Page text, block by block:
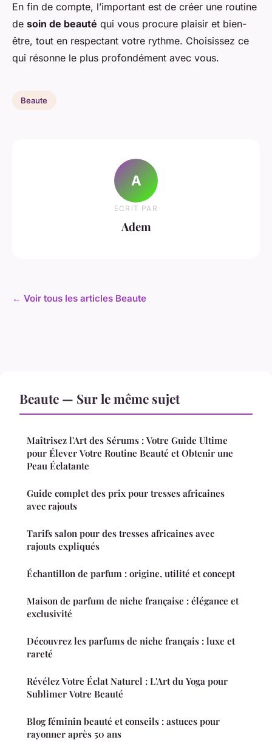
En fin de compte, l’important est de créer une routine
de soin de beauté qui vous procure plaisir et bien-
être, tout en respectant votre rythme. Choisissez ce
qui résonne le plus profondément avec vous.
Beaute
A
ECRIT PAR
Adem
← Voir tous les articles Beaute
Beaute — Sur le même sujet
Maîtrisez l'Art des Sérums : Votre Guide Ultime
pour Élever Votre Routine Beauté et Obtenir une
Peau Éclatante
Guide complet des prix pour tresses africaines
avec rajouts
Tarifs salon pour des tresses africaines avec
rajouts expliqués
Échantillon de parfum : origine, utilité et concept
Maison de parfum de niche française : élégance et
exclusivité
Découvrez les parfums de niche français : luxe et
rareté
Révélez Votre Éclat Naturel : L'Art du Yoga pour
Sublimer Votre Beauté
Blog féminin beauté et conseils : astuces pour
rayonner après 50 ans